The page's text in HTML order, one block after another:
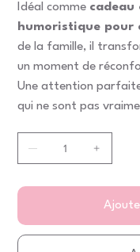
Idéal comme cadeau
humoristique pour
de la famille, il
un moment de
Une attention
qui ne sont pas